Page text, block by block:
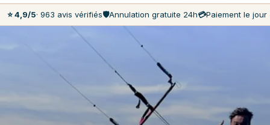
⭐ 4,9/5· 963 avis vérifiés🛡️Annulation gratuite 24h💳Paiement le jour